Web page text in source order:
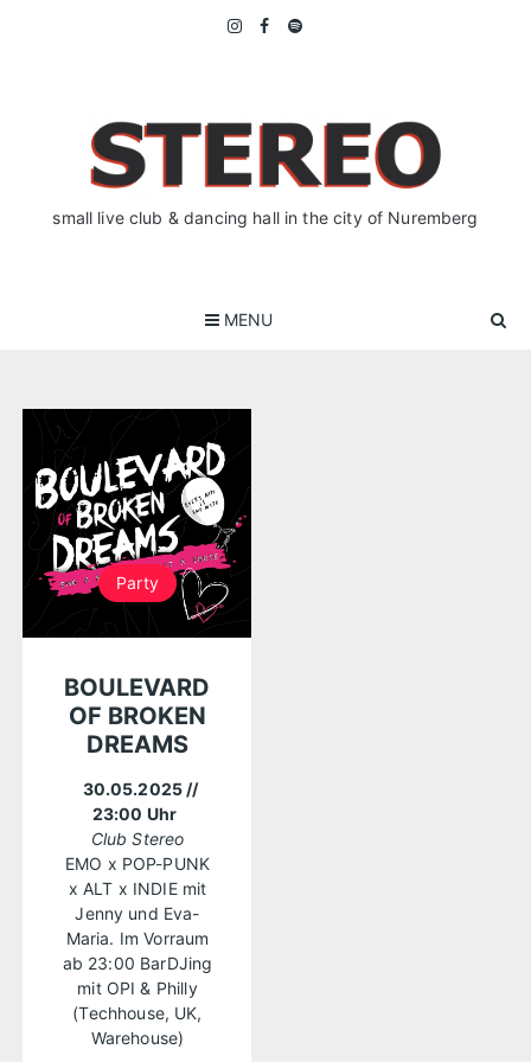
small live club & dancing hall in the city of Nuremberg
MENU
Party
BOULEVARD
OF BROKEN
DREAMS
30.05.2025 //
23:00 Uhr
Club Stereo
EMO x POP-PUNK
x ALT x INDIE mit
Jenny und Eva-
Maria. Im Vorraum
ab 23:00 BarDJing
mit OPI & Philly
(Techhouse, UK,
Warehouse)